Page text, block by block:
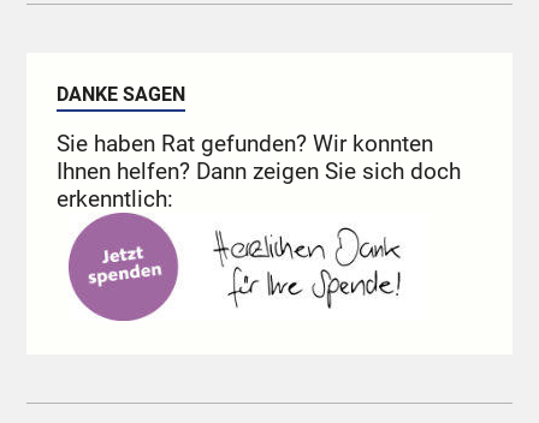
DANKE SAGEN
Sie haben Rat gefunden? Wir konnten
Ihnen helfen? Dann zeigen Sie sich doch
erkenntlich: